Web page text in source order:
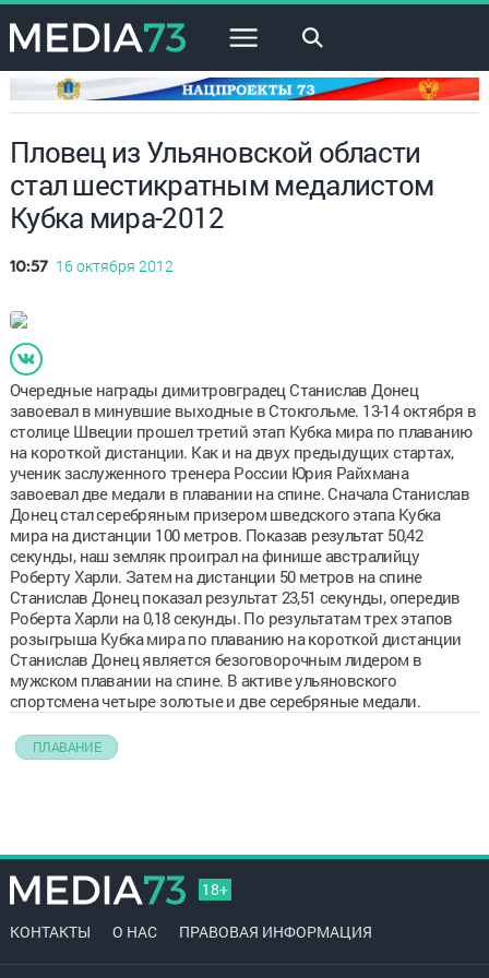
×
Пловец из Ульяновской области
стал шестикратным медалистом
Кубка мира-2012
10:57 16 октября 2012
Очередные награды димитровградец Станислав Донец
завоевал в минувшие выходные в Стокгольме. 13-14 октября в
столице Швеции прошел третий этап Кубка мира по плаванию
на короткой дистанции. Как и на двух предыдущих стартах,
ученик заслуженного тренера России Юрия Райхмана
завоевал две медали в плавании на спине. Сначала Станислав
Донец стал серебряным призером шведского этапа Кубка
мира на дистанции 100 метров. Показав результат 50,42
секунды, наш земляк проиграл на финише австралийцу
Роберту Харли. Затем на дистанции 50 метров на спине
Станислав Донец показал результат 23,51 секунды, опередив
Роберта Харли на 0,18 секунды. По результатам трех этапов
розыгрыша Кубка мира по плаванию на короткой дистанции
Станислав Донец является безоговорочным лидером в
мужском плавании на спине. В активе ульяновского
спортсмена четыре золотые и две серебряные медали.
ПЛАВАНИЕ
18+
КОНТАКТЫ О НАС ПРАВОВАЯ ИНФОРМАЦИЯ